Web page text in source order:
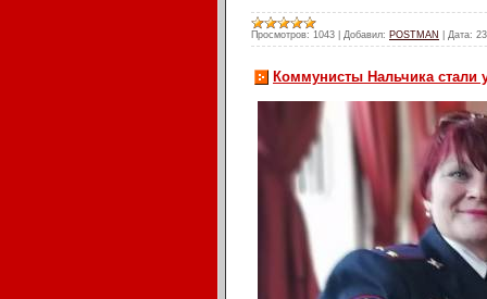
Просмотров: 1043 Добавил: POSTMAN Дата:
Коммунисты Нальчика стали